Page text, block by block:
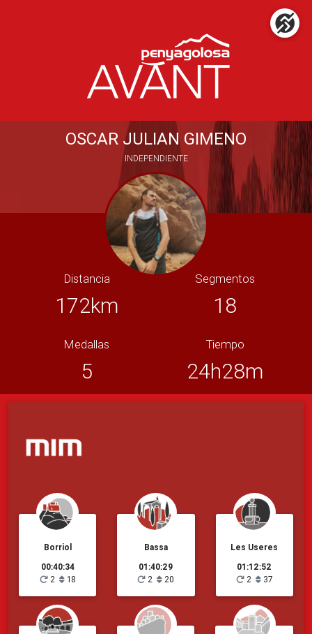
OSCAR JULIAN GIMENO
INDEPENDIENTE
Distancia
172km
Segmentos
18
Medallas
5
Tiempo
24h28m
Borriol
00:40:34
2
18
Bassa
01:40:29
2
20
Les Useres
01:12:52
2
37